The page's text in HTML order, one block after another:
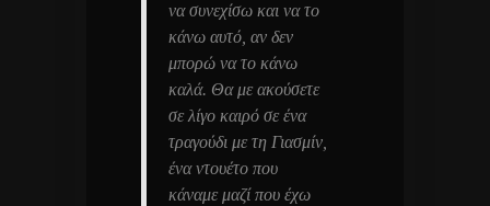
να συνεχίσω και να το
κάνω αυτό, αν δεν
μπορώ να το κάνω
καλά. Θα με ακούσετε
σε λίγο καιρό σε ένα
τραγούδι με τη Γιασμίν,
ένα ντουέτο που
κάναμε μαζί που έχω